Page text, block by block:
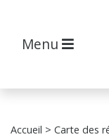
Menu
Accueil > Carte des